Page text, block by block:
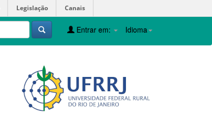
Legislação Canais
Idioma
Entrar em: